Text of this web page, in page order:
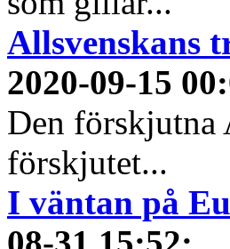
Allsvenskans
2020-09-15
Den förskjutna
förskjutet...
I väntan på